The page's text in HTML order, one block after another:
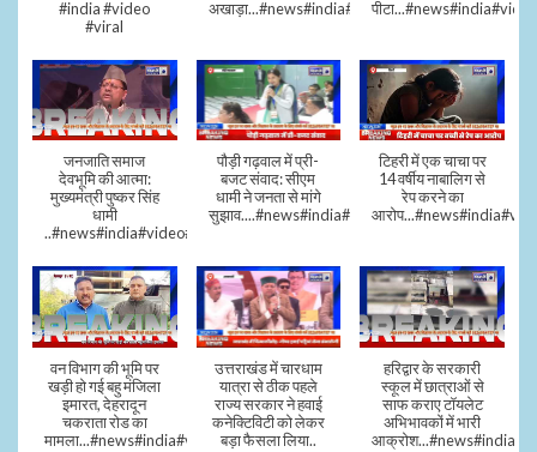
#india #video
#viral
अखाड़ा...#news#india#video#viral
जनजाति समाज
देवभूमि की आत्मा:
मुख्यमंत्री पुष्कर सिंह
धामी
..#news#india#video#viral
पौड़ी गढ़वाल में प्री-
बजट संवाद: सीएम
धामी ने जनता से मांगे
सुझाव....#news#india#video#viral
टिहरी में एक चाचा पर
14 वर्षीय नाबालिग से
रेप करने का
वन विभाग की भूमि पर
खड़ी हो गई बहु मंजिला
इमारत, देहरादून
चकराता रोड का
मामला...#news#india#video
उत्तराखंड में चारधाम
यात्रा से ठीक पहले
राज्य सरकार ने हवाई
कनेक्टिविटी को लेकर
बड़ा फैसला लिया..
हरिद्वार के सरकारी
स्कूल में छात्राओं से
साफ कराए टॉयलेट
अभिभावकों में भारी
आक्रोश...#news#india